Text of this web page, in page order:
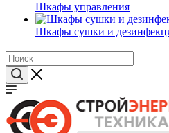
Шкафы управления
Шкафы сушки и